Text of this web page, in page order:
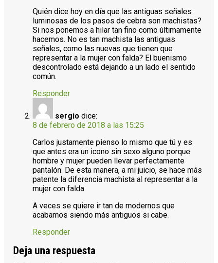
Quién dice hoy en día que las antiguas señales
luminosas de los pasos de cebra son machistas?
Si nos ponemos a hilar tan fino como últimamente
hacemos. No es tan machista las antiguas
señales, como las nuevas que tienen que
representar a la mujer con falda? El buenismo
descontrolado está dejando a un lado el sentido
común.
Responder
sergio dice:
8 de febrero de 2018 a las 15:25
Carlos justamente pienso lo mismo que tú y es
que antes era un icono sin sexo alguno porque
hombre y mujer pueden llevar perfectamente
pantalón. De esta manera, a mi juicio, se hace más
patente la diferencia machista al representar a la
mujer con falda.
A veces se quiere ir tan de modernos que
acabamos siendo más antiguos si cabe.
Responder
Deja una respuesta